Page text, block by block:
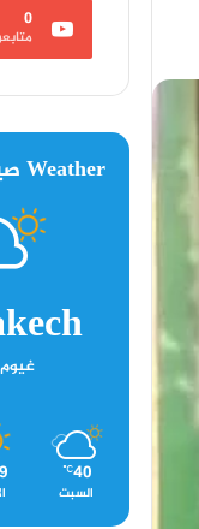
0
Weather صيصثي
40
℃
السبت